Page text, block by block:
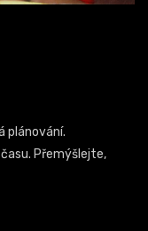
plánování.
Přemýšlejte,